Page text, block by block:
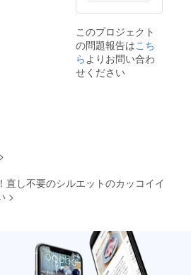
このプロジェクト
の問題報告はこち
らよりお問い合わ
せください
>
直し不要のシルエットのカッコイイ
>